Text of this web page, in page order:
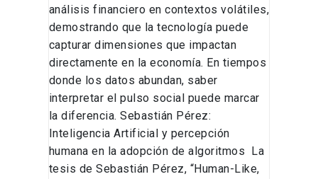
análisis financiero en contextos volátiles,
demostrando que la tecnología puede
capturar dimensiones que impactan
directamente en la economía. En tiempos
donde los datos abundan, saber
interpretar el pulso social puede marcar
la diferencia. Sebastián Pérez:
Inteligencia Artificial y percepción
humana en la adopción de algoritmos La
tesis de Sebastián Pérez, “Human-Like,